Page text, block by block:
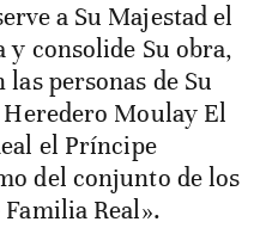
a Su Majestad el
y consolide Su obra,
personas de Su
Moulay El
el Príncipe
del conjunto de los
Real».